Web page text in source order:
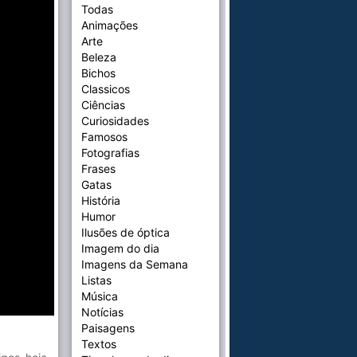
Todas
Animações
Arte
Beleza
Bichos
Classicos
Ciências
Curiosidades
Famosos
Fotografias
Frases
Gatas
História
Humor
Ilusões de óptica
Imagem do dia
Imagens da Semana
Listas
Música
Notícias
Paisagens
Textos